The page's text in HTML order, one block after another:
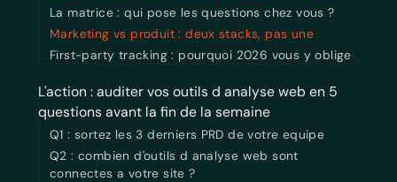
La matrice : qui pose les questions chez vous ?
Marketing vs produit : deux stacks, pas une
First-party tracking : pourquoi 2026 vous y oblige
L'action : auditer vos outils d analyse web en 5
questions avant la fin de la semaine
Q1 : sortez les 3 derniers PRD de votre equipe
Q2 : combien d'outils d analyse web sont
connectes a votre site ?